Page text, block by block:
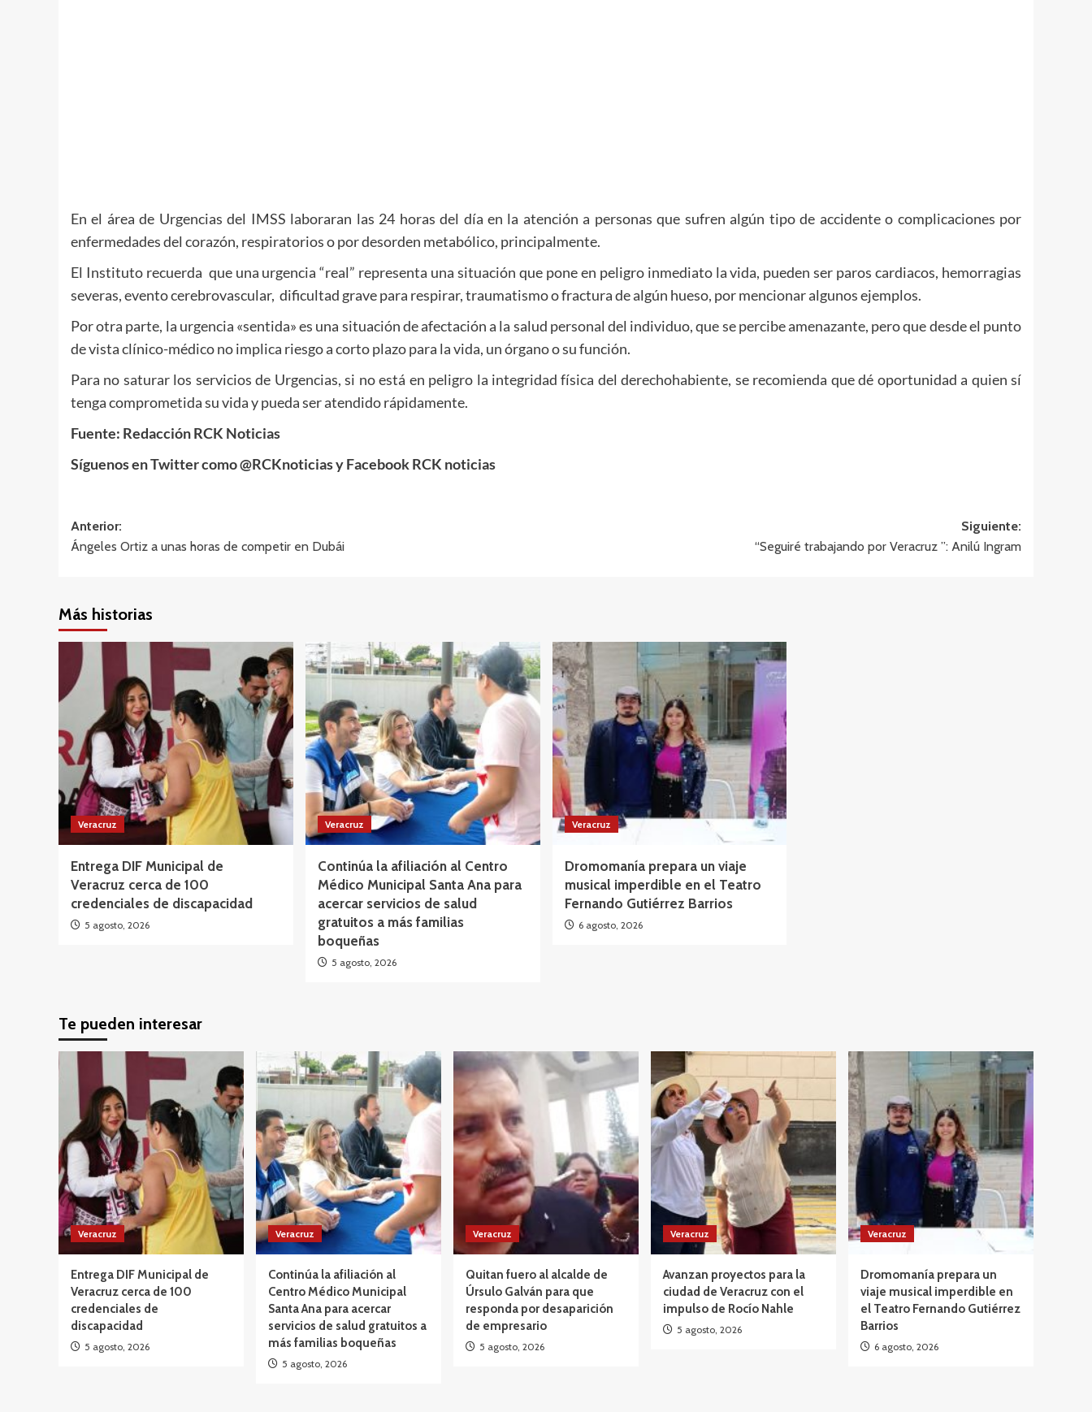
En el área de Urgencias del IMSS laboraran las 24 horas del día en la atención a personas que sufren algún tipo de accidente o complicaciones por
enfermedades del corazón, respiratorios o por desorden metabólico, principalmente.
El Instituto recuerda que una urgencia “real” representa una situación que pone en peligro inmediato la vida, pueden ser paros cardiacos, hemorragias
severas, evento cerebrovascular, dificultad grave para respirar, traumatismo o fractura de algún hueso, por mencionar algunos ejemplos.
Por otra parte, la urgencia «sentida» es una situación de afectación a la salud personal del individuo, que se percibe amenazante, pero que desde el punto
de vista clínico-médico no implica riesgo a corto plazo para la vida, un órgano o su función.
Para no saturar los servicios de Urgencias, si no está en peligro la integridad física del derechohabiente, se recomienda que dé oportunidad a quien sí
tenga comprometida su vida y pueda ser atendido rápidamente.
Fuente: Redacción RCK Noticias
Síguenos en Twitter como @RCKnoticias y Facebook RCK noticias
Navegación
de
Anterior:
Ángeles Ortiz a unas horas de competir en Dubái
Siguiente:
“Seguiré trabajando por Veracruz ”: Anilú Ingram
Más historias
Veracruz
Entrega DIF Municipal de
Veracruz cerca de 100
credenciales de discapacidad
5 agosto, 2026
Veracruz
Continúa la afiliación al Centro
Médico Municipal Santa Ana para
acercar servicios de salud
gratuitos a más familias
boqueñas
5 agosto, 2026
Veracruz
Dromomanía prepara un viaje
musical imperdible en el Teatro
Fernando Gutiérrez Barrios
6 agosto, 2026
Te pueden interesar
Veracruz
Entrega DIF Municipal de
Veracruz cerca de 100
credenciales de
discapacidad
5 agosto, 2026
Veracruz
Continúa la afiliación al
Centro Médico Municipal
Santa Ana para acercar
servicios de salud gratuitos a
más familias boqueñas
5 agosto, 2026
Veracruz
Quitan fuero al alcalde de
Úrsulo Galván para que
responda por desaparición
de empresario
5 agosto, 2026
Veracruz
Avanzan proyectos para la
ciudad de Veracruz con el
impulso de Rocío Nahle
5 agosto, 2026
Veracruz
Dromomanía prepara un
viaje musical imperdible en
el Teatro Fernando Gutiérrez
Barrios
6 agosto, 2026